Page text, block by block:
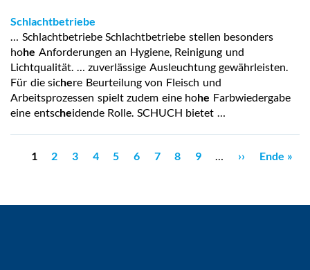
Schlachtbetriebe
… Schlachtbetriebe Schlachtbetriebe stellen besonders
hohe Anforderungen an Hygiene, Reinigung und
Lichtqualität. … zuverlässige Ausleuchtung gewährleisten.
Für die sichere Beurteilung von Fleisch und
Arbeitsprozessen spielt zudem eine hohe Farbwiedergabe
eine entscheidende Rolle. SCHUCH bietet …
Seitennummerierung
Aktuelle
1 Page
2 Page
3 Page
4 Page
5 Page
6 Page
7 Page
8 Page
9 …
Nächste
››
Letzte
Ende »